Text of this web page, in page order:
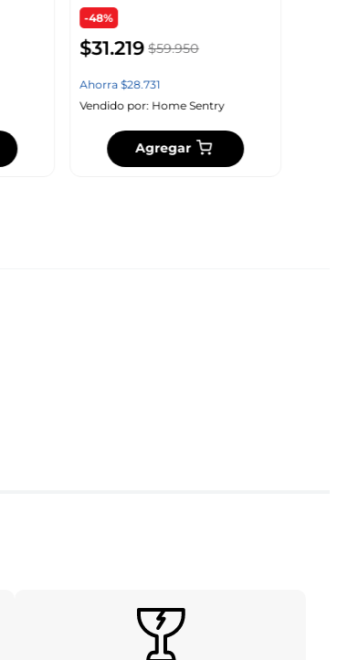
-48%
$31.219 $59.950
Ahorra$28.731
Vendido por: Home Sentry
Agregar